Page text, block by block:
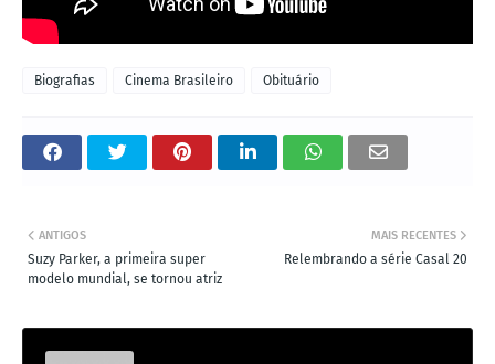
Biografias Cinema Brasileiro Obituário
MAIS RECENTES
Relembrando a série Casal 20
ANTIGOS
Suzy Parker, a primeira super
modelo mundial, se tornou atriz